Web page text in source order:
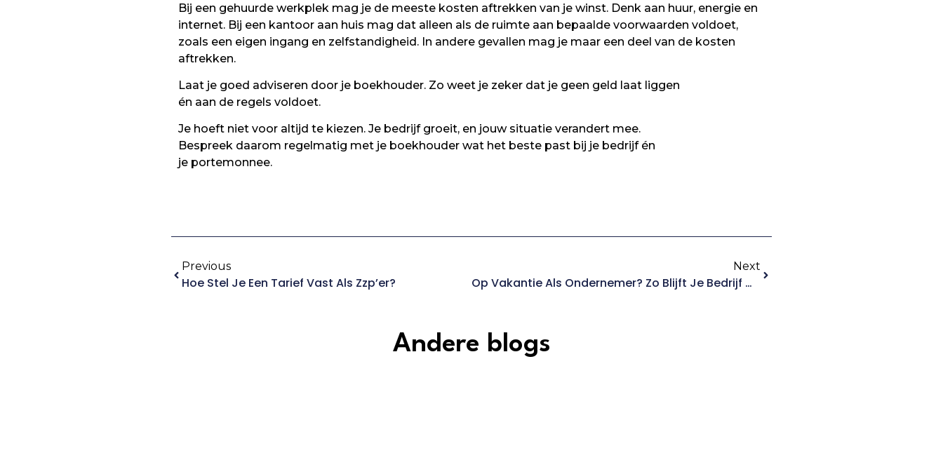
Bij een gehuurde werkplek mag je de meeste kosten aftrekken van je winst. Denk aan huur, energie en
internet. Bij een kantoor aan huis mag dat alleen als de ruimte aan bepaalde voorwaarden voldoet,
zoals een eigen ingang en zelfstandigheid. In andere gevallen mag je maar een deel van de kosten
aftrekken.
Laat je goed adviseren door je boekhouder. Zo weet je zeker dat je geen geld laat liggen
én aan de regels voldoet.
Je hoeft niet voor altijd te kiezen. Je bedrijf groeit, en jouw situatie verandert mee.
Bespreek daarom regelmatig met je boekhouder wat het beste past bij je bedrijf én
je portemonnee.
Previous
Hoe Stel Je Een Tarief Vast Als Zzp’er?
Next
Op Vakantie Als Ondernemer? Zo Blijft Je Bedrijf Gewoon Draaien
Andere blogs